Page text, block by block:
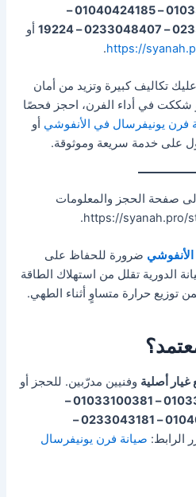
01033100236 – 01033100381 – 01040424185 –
أو
https://
.
عليك تكاليف كبيرة وتزيد من أمان
في أداء الفرن، احجز فحصًا
فرن يونيفرسال في الأنفوشي أو
على خدمة سريعة وموثوقة.
صفحة الحجز والمعلومات
ضرورة للحفاظ على
الدورية تقلل من استهلاك الطاقة
توزيع حرارة متساوٍ أثناء الطهي.
أصلية وفنيين مدرّبين. للحجز أو
01033100236 – 01033100381 –
01040424185 – 01040424186 – 0233043181 –
الرابط: صيانة فرن يونيفرسال